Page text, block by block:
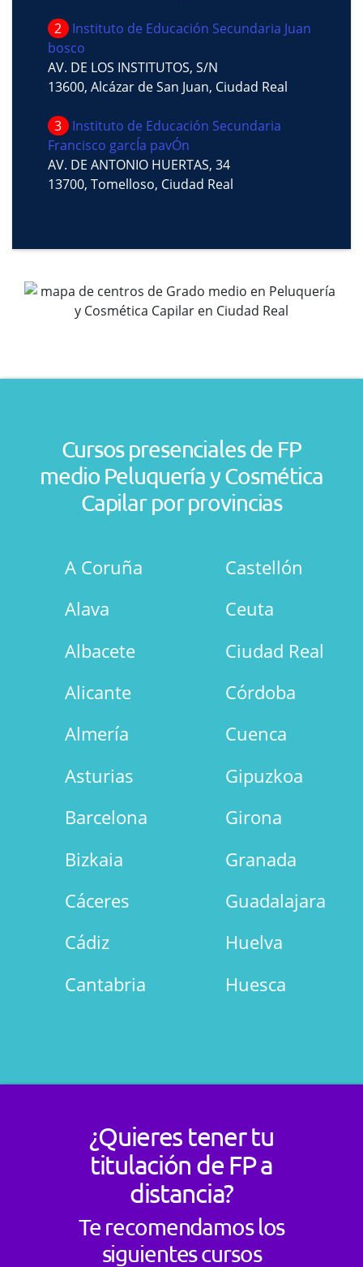
2
Instituto de Educación Secundaria Juan
bosco
AV. DE LOS INSTITUTOS, S/N
13600, Alcázar de San Juan, Ciudad Real
3
Instituto de Educación Secundaria
Francisco garcÍa pavÓn
AV. DE ANTONIO HUERTAS, 34
13700, Tomelloso, Ciudad Real
Cursos presenciales de FP
medio Peluquería y Cosmética
Capilar por provincias
A Coruña
Alava
Albacete
Alicante
Almería
Asturias
Barcelona
Bizkaia
Cáceres
Cádiz
Cantabria
Castellón
Ceuta
Ciudad Real
Córdoba
Cuenca
Gipuzkoa
Girona
Granada
Guadalajara
Huelva
Huesca
¿Quieres tener tu
titulación de FP a
distancia?
Te recomendamos los
siguientes cursos